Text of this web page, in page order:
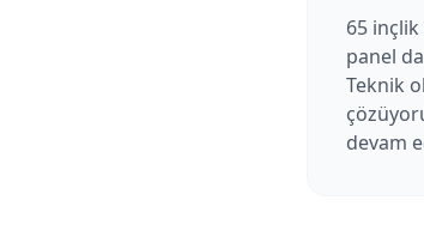
65 inçlik
panel
Teknik
devam